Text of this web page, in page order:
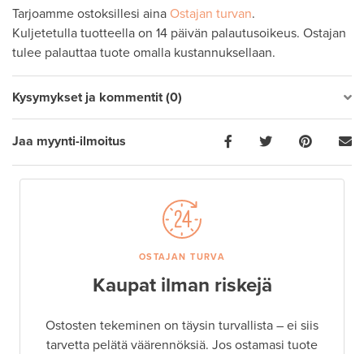
Tarjoamme ostoksillesi aina Ostajan turvan.
Kuljetetulla tuotteella on 14 päivän palautusoikeus. Ostajan
tulee palauttaa tuote omalla kustannuksellaan.
Kysymykset ja kommentit (0)
Jaa myynti-ilmoitus
OSTAJAN TURVA
Kaupat ilman riskejä
Ostosten tekeminen on täysin turvallista – ei siis
tarvetta pelätä väärennöksiä. Jos ostamasi tuote